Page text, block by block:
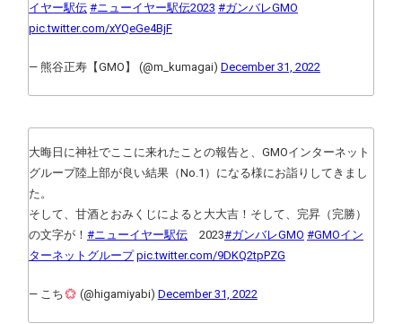
イヤー駅伝 #ニューイヤー駅伝2023 #ガンバレGMO
pic.twitter.com/xYQeGe4BjF
— 熊谷正寿【GMO】 (@m_kumagai) December 31, 2022
大晦日に神社でここに来れたことの報告と、GMOインターネット
グループ陸上部が良い結果（No.1）になる様にお詣りしてきまし
た。
そして、甘酒とおみくじによると大大吉！そして、完昇（完勝）
の文字が！ #ニューイヤー駅伝 2023#ガンバレGMO #GMOイン
ターネットグループ pic.twitter.com/9DKQ2tpPZG
— こち (@higamiyabi) December 31, 2022